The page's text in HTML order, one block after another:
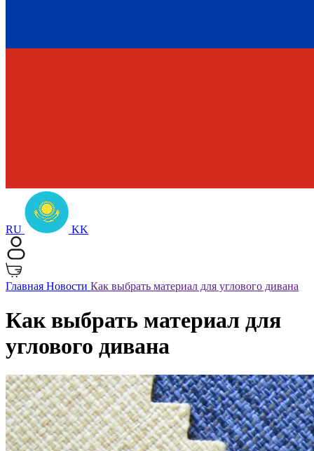
RU KK
Главная Новости Как выбрать материал для углового дивана
Как выбрать материал для
углового дивана